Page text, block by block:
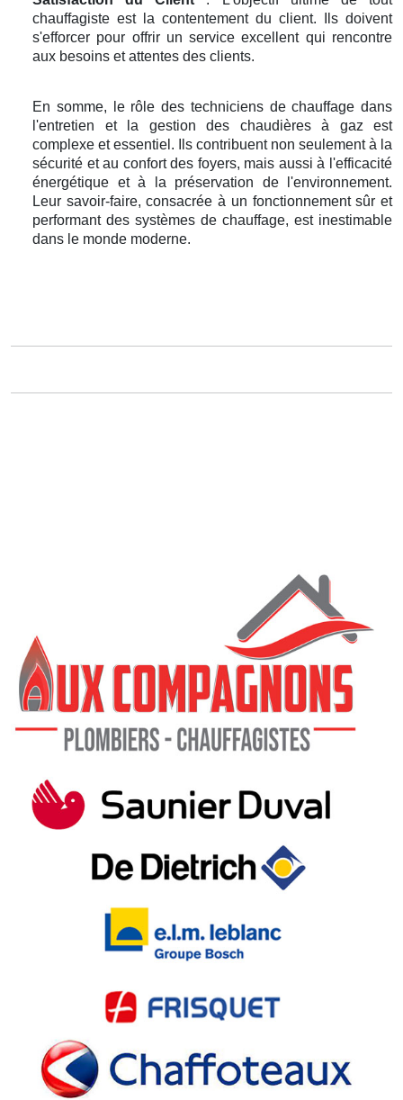
chauffagiste est la contentement du client. Ils doivent
s'efforcer pour offrir un service excellent qui rencontre
aux besoins et attentes des clients.
En somme, le rôle des techniciens de chauffage dans
l'entretien et la gestion des chaudières à gaz est
complexe et essentiel. Ils contribuent non seulement à la
sécurité et au confort des foyers, mais aussi à l'efficacité
énergétique et à la préservation de l'environnement.
Leur savoir-faire, consacrée à un fonctionnement sûr et
performant des systèmes de chauffage, est inestimable
dans le monde moderne.